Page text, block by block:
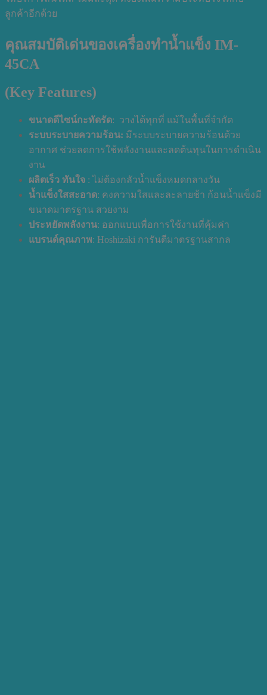
ลูกค้าอีกด้วย
คุณสมบัติเด่นของเครื่องทำน้ำแข็ง IM-
45CA
(Key Features)
ขนาดดีไซน์กะทัดรัด: วางได้ทุกที่ แม้ในพื้นที่จำกัด
ระบบระบายความร้อน: มีระบบระบายความร้อนด้วย
อากาศ ช่วยลดการใช้พลังงานและลดต้นทุนในการดำเนิน
งาน
ผลิตเร็ว ทันใจ : ไม่ต้องกลัวน้ำแข็งหมดกลางวัน
น้ำแข็งใสสะอาด: คงความใสและละลายช้า ก้อนน้ำแข็งมี
ขนาดมาตรฐาน สวยงาม
ประหยัดพลังงาน: ออกแบบเพื่อการใช้งานที่คุ้มค่า
แบรนด์คุณภาพ: Hoshizaki การันตีมาตรฐานสากล